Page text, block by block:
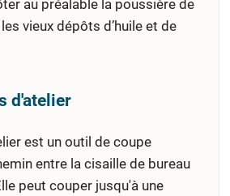
au préalable la poussière de
vieux dépôts d’huile et de
d'atelier
est un outil de coupe
entre la cisaille de bureau
peut couper jusqu'à une